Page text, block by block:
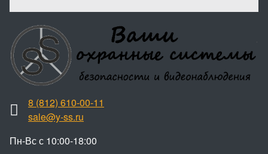
8 (812) 610-00-11
sale@y-ss.ru
Пн-Вс с 10:00-18:00